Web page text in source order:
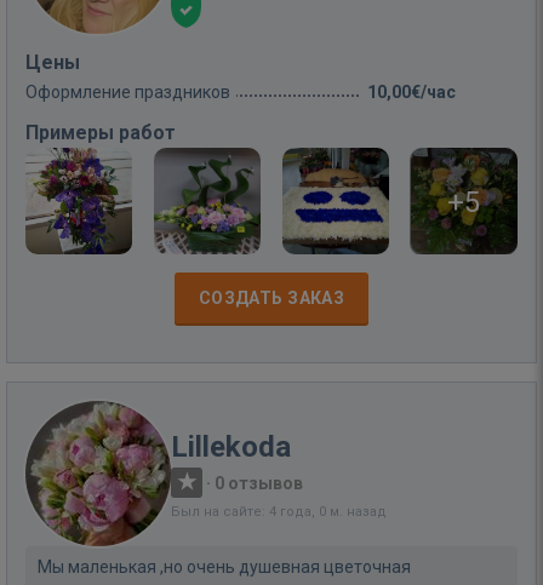
Цены
Оформление праздников 10,00€/час
Примеры работ
+5
СОЗДАТЬ ЗАКАЗ
Lillekoda
· 0 отзывов
Был на сайте: 4 года, 0 м. назад
Мы маленькая ,но очень душевная цветочная